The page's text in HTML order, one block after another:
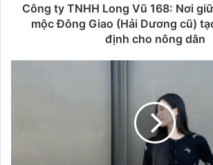
Công ty TNHH Long Vũ 168: Nơi
mộc Đông Giao (Hải Dương cũ)
định cho nông dân